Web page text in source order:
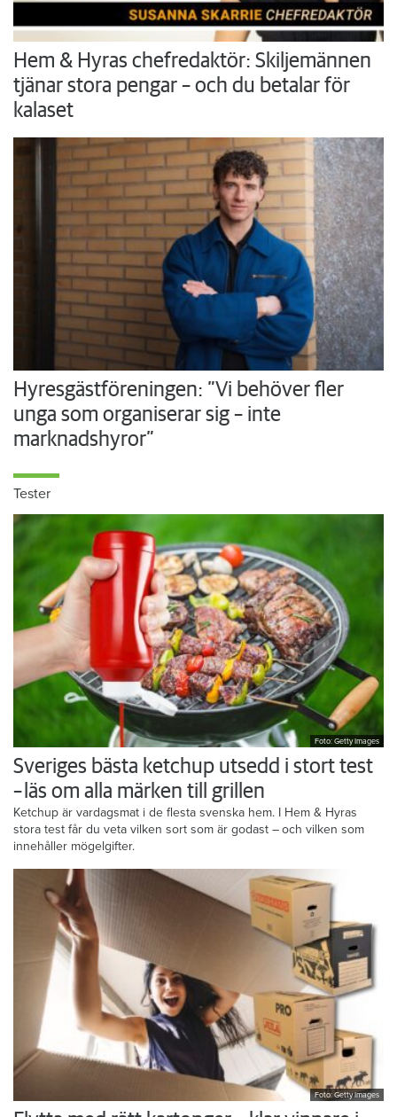
Hem & Hyras chefredaktör: Skiljemännen
tjänar stora pengar – och du betalar för
kalaset
Hyresgästföreningen: ”Vi behöver fler
unga som organiserar sig – inte
marknadshyror”
Tester
Foto: Getty Images
Sveriges bästa ketchup utsedd i stort test
– läs om alla märken till grillen
Ketchup är vardagsmat i de flesta svenska hem. I Hem & Hyras
stora test får du veta vilken sort som är godast – och vilken som
innehåller mögelgifter.
Foto: Getty Images